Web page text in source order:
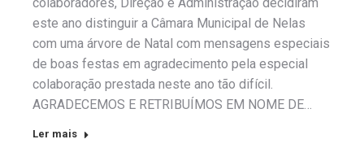
este ano distinguir a Câmara Municipal de Nelas
com uma árvore de Natal com mensagens especiais
de boas festas em agradecimento pela especial
colaboração prestada neste ano tão difícil.
AGRADECEMOS E RETRIBUÍMOS EM NOME DE…
Ler mais